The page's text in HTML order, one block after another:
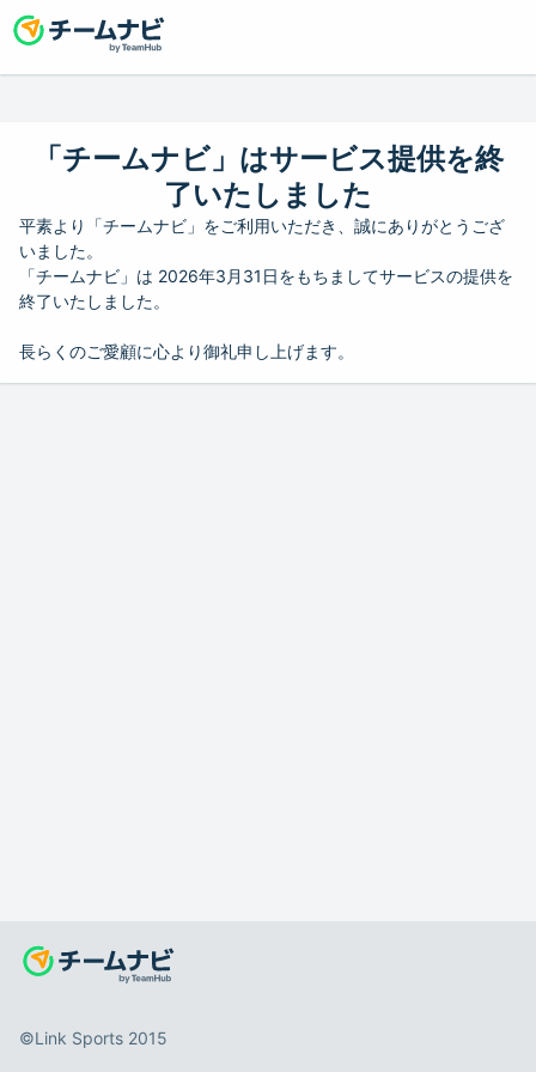
「チームナビ」はサービス提供を終
了いたしました
平素より「チームナビ」をご利用いただき、誠にありがとうござ
いました。
「チームナビ」は 2026年3月31日をもちましてサービスの提供を
終了いたしました。
長らくのご愛顧に心より御礼申し上げます。
©️Link Sports 2015